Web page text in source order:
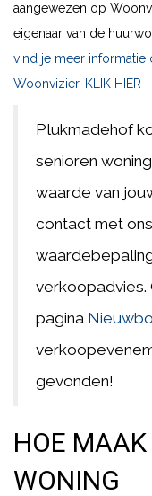
aangewezen op
eigenaar van de
vind je meer informatie
Woonvizier. KLIK HIER
Plukmadehof
senioren
waarde van
contact met
verkoopadvies.
pagina
gevonden!
HOE
WONING